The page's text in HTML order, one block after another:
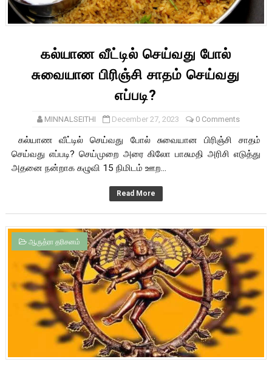
கல்யாண வீட்டில் செய்வது போல்
சுவையான பிரிஞ்சி சாதம் செய்வது
எப்படி?
MINNALSEITHI December 27, 2023 0 Comments
கல்யாண வீட்டில் செய்வது போல் சுவையான பிரிஞ்சி சாதம்
செய்வது எப்படி? செய்முறை அரை கிலோ பாசுமதி அரிசி எடுத்து
அதனை நன்றாக கழுவி 15 நிமிடம் ஊற...
Read More
ஆருத்ரா தரிசனம்